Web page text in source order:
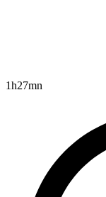
1h27mn